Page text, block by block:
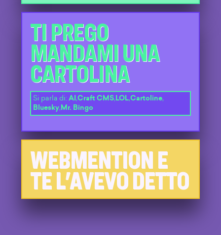
TI PREGO
MANDAMI UNA
CARTOLINA
Si parla di: AI ,Craft CMS,LOL,Cartoline,
Bluesky,Mr. Bingo
WEBMENTION E
TE L'AVEVO DETTO